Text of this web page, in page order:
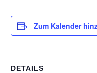
Zum Kalender
DETAILS